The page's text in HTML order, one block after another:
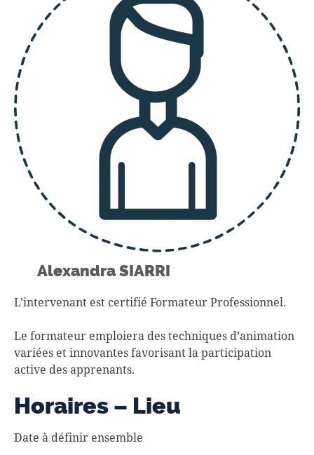
Alexandra SIARRI
L’intervenant est certifié Formateur Professionnel.
Le formateur emploiera des techniques d’animation
variées et innovantes favorisant la participation
active des apprenants.
Horaires – Lieu
Date à définir ensemble